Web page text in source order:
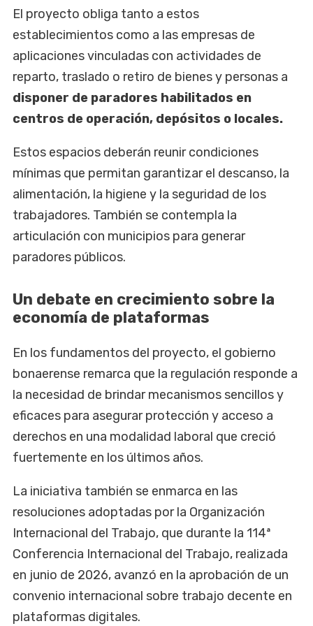
El proyecto obliga tanto a estos
establecimientos como a las empresas de
aplicaciones vinculadas con actividades de
reparto, traslado o retiro de bienes y personas a
disponer de paradores habilitados en
centros de operación, depósitos o locales.
Estos espacios deberán reunir condiciones
mínimas que permitan garantizar el descanso, la
alimentación, la higiene y la seguridad de los
trabajadores. También se contempla la
articulación con municipios para generar
paradores públicos.
Un debate en crecimiento sobre la
economía de plataformas
En los fundamentos del proyecto, el gobierno
bonaerense remarca que la regulación responde a
la necesidad de brindar mecanismos sencillos y
eficaces para asegurar protección y acceso a
derechos en una modalidad laboral que creció
fuertemente en los últimos años.
La iniciativa también se enmarca en las
resoluciones adoptadas por la Organización
Internacional del Trabajo, que durante la 114ª
Conferencia Internacional del Trabajo, realizada
en junio de 2026, avanzó en la aprobación de un
convenio internacional sobre trabajo decente en
plataformas digitales.